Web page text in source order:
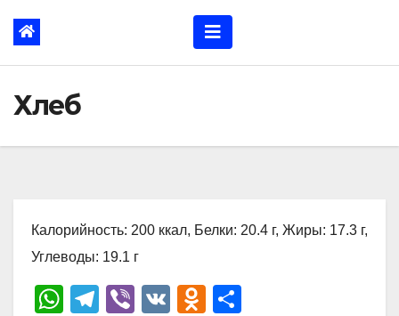
Хлеб
Калорийность: 200 ккал, Белки: 20.4 г, Жиры: 17.3 г,
Углеводы: 19.1 г
W
T
Vi
V
O